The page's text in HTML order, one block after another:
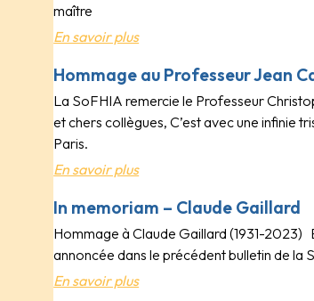
maître
En savoir plus
Hommage au Professeur Jean
La SoFHIA remercie le Professeur
et chers collègues, C’est avec une infinie
Paris.
En savoir plus
In memoriam – Claude Gaillard
Hommage à Claude Gaillard (1931-2023)
annoncée dans le précédent bulletin de la
En savoir plus